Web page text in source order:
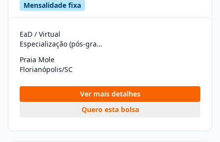
Mensalidade fixa
EaD / Virtual
Especialização (pós-graduação)
Praia Mole
Florianópolis/SC
Ver mais detalhes
Quero esta bolsa